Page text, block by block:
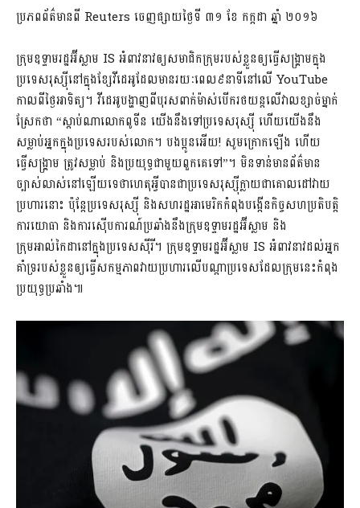
ប្រភពព័ត៌មានពី Reuters ចេញផ្សាយថ្ងៃទី ៣១ ខែ កក្កដា ឆ្នាំ ២០១៦
ក្រុមឧទ្ទាមរដ្ឋអ៊ីស្លាម IS អំពាវនាវឲ្យសមាជិកក្រុមរបស់ខ្លួនឲ្យធ្វើសង្គ្រាមក្នុង
ប្រទេសរុស្ស៊ីនៅក្នុងខ្សែវីដេអូដែលមានរយៈពេល៩នាទីនៅលើ YouTube
កាលពីថ្ងៃអាទិត្យ។ វីដេអូបង្ហាញពីបុរសពាក់ម៉ាស់បើករថយន្តលើវាលខ្សាច់ម្នាក់
ស្រែកថា “ស្ដាប់ណាលោកពូទីន យើងនឹងទៅប្រទេសរុស្ស៊ី ហើយយើងនឹង
សម្លាប់អ្នកក្នុងប្រទេសរបស់លោក។ បងប្អូនអើយ! សូមក្រោកឡើង ហើយ
ធ្វើសង្គ្រាម ត្រូវសម្លាប់ និងប្រយុទ្ធជាមួយពួកគេទៅ”។ មិនទាន់មានព័ត៌មាន
ច្បាស់លាស់នៅឡើយទេថាហេតុអ្វីបានជាប្រទេសរុស្ស៊ីក្លាយជាគោលដៅវាយ
ប្រហារនោះ ប៉ុន្តែប្រទេសរុស្ស៊ី និងសហរដ្ឋអាមេរិកកំពុងបង្កើនកិច្ចសហប្រតិបត្តិ
ការយោធា និងការស៊ើបការណ៍ប្រឆាំងនឹងក្រុមឧទ្ទាមរដ្ឋអ៊ីស្លាម និង
ក្រុមអាល់កៃដានៅក្នុងប្រទេសស៊ីរី។ ក្រុមឧទ្ទាមរដ្ឋអ៊ីស្លាម IS អំពាវនាវដល់អ្នក
គាំទ្ររបស់ខ្លួនឲ្យធ្វើសកម្មភាពវាយប្រហារលើបណ្តាប្រទេសដែលក្រុមនេះកំពុង
ប្រយុទ្ធប្រឆាំង៕